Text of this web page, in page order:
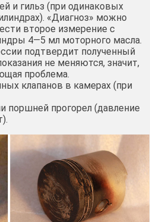
и гильз (при одинаковых
«Диагноз» можно
второе измерение с
4—5 мл моторного масла.
подтвердит полученный
не меняются, значит,
проблема.
клапанов в камерах (при
поршней прогорел (давление